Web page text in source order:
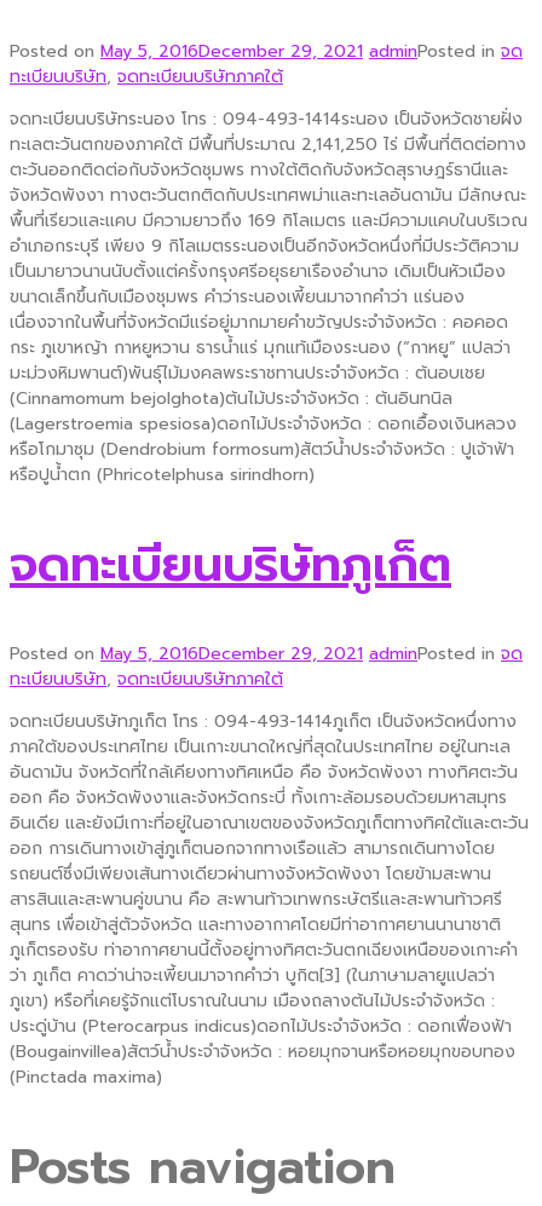
Posted on May 5, 2016December 29, 2021 adminPosted in จด
ทะเบียนบริษัท, จดทะเบียนบริษัทภาคใต้
จดทะเบียนบริษัทระนอง โทร : 094-493-1414ระนอง เป็นจังหวัดชายฝั่ง
ทะเลตะวันตกของภาคใต้ มีพื้นที่ประมาณ 2,141,250 ไร่ มีพื้นที่ติดต่อทาง
ตะวันออกติดต่อกับจังหวัดชุมพร ทางใต้ติดกับจังหวัดสุราษฎร์ธานีและ
จังหวัดพังงา ทางตะวันตกติดกับประเทศพม่าและทะเลอันดามัน มีลักษณะ
พื้นที่เรียวและแคบ มีความยาวถึง 169 กิโลเมตร และมีความแคบในบริเวณ
อำเภอกระบุรี เพียง 9 กิโลเมตรระนองเป็นอีกจังหวัดหนึ่งที่มีประวัติความ
เป็นมายาวนานนับตั้งแต่ครั้งกรุงศรีอยุธยาเรืองอำนาจ เดิมเป็นหัวเมือง
ขนาดเล็กขึ้นกับเมืองชุมพร คำว่าระนองเพี้ยนมาจากคำว่า แร่นอง
เนื่องจากในพื้นที่จังหวัดมีแร่อยู่มากมายคำขวัญประจำจังหวัด : คอคอด
กระ ภูเขาหญ้า กาหยูหวาน ธารน้ำแร่ มุกแท้เมืองระนอง (“กาหยู” แปลว่า
มะม่วงหิมพานต์)พันธุ์ไม้มงคลพระราชทานประจำจังหวัด : ต้นอบเชย
(Cinnamomum bejolghota)ต้นไม้ประจำจังหวัด : ต้นอินทนิล
(Lagerstroemia spesiosa)ดอกไม้ประจำจังหวัด : ดอกเอื้องเงินหลวง
หรือโกมาซุม (Dendrobium formosum)สัตว์น้ำประจำจังหวัด : ปูเจ้าฟ้า
หรือปูน้ำตก (Phricotelphusa sirindhorn)
จดทะเบียนบริษัทภูเก็ต
Posted on May 5, 2016December 29, 2021 adminPosted in จด
ทะเบียนบริษัท, จดทะเบียนบริษัทภาคใต้
จดทะเบียนบริษัทภูเก็ต โทร : 094-493-1414ภูเก็ต เป็นจังหวัดหนึ่งทาง
ภาคใต้ของประเทศไทย เป็นเกาะขนาดใหญ่ที่สุดในประเทศไทย อยู่ในทะเล
อันดามัน จังหวัดที่ใกล้เคียงทางทิศเหนือ คือ จังหวัดพังงา ทางทิศตะวัน
ออก คือ จังหวัดพังงาและจังหวัดกระบี่ ทั้งเกาะล้อมรอบด้วยมหาสมุทร
อินเดีย และยังมีเกาะที่อยู่ในอาณาเขตของจังหวัดภูเก็ตทางทิศใต้และตะวัน
ออก การเดินทางเข้าสู่ภูเก็ตนอกจากทางเรือแล้ว สามารถเดินทางโดย
รถยนต์ซึ่งมีเพียงเส้นทางเดียวผ่านทางจังหวัดพังงา โดยข้ามสะพาน
สารสินและสะพานคู่ขนาน คือ สะพานท้าวเทพกระษัตรีและสะพานท้าวศรี
สุนทร เพื่อเข้าสู่ตัวจังหวัด และทางอากาศโดยมีท่าอากาศยานนานาชาติ
ภูเก็ตรองรับ ท่าอากาศยานนี้ตั้งอยู่ทางทิศตะวันตกเฉียงเหนือของเกาะคำ
ว่า ภูเก็ต คาดว่าน่าจะเพี้ยนมาจากคำว่า บูกิต[3] (ในภาษามลายูแปลว่า
ภูเขา) หรือที่เคยรู้จักแต่โบราณในนาม เมืองถลางต้นไม้ประจำจังหวัด :
ประดู่บ้าน (Pterocarpus indicus)ดอกไม้ประจำจังหวัด : ดอกเฟื่องฟ้า
(Bougainvillea)สัตว์น้ำประจำจังหวัด : หอยมุกจานหรือหอยมุกขอบทอง
(Pinctada maxima)
Posts navigation